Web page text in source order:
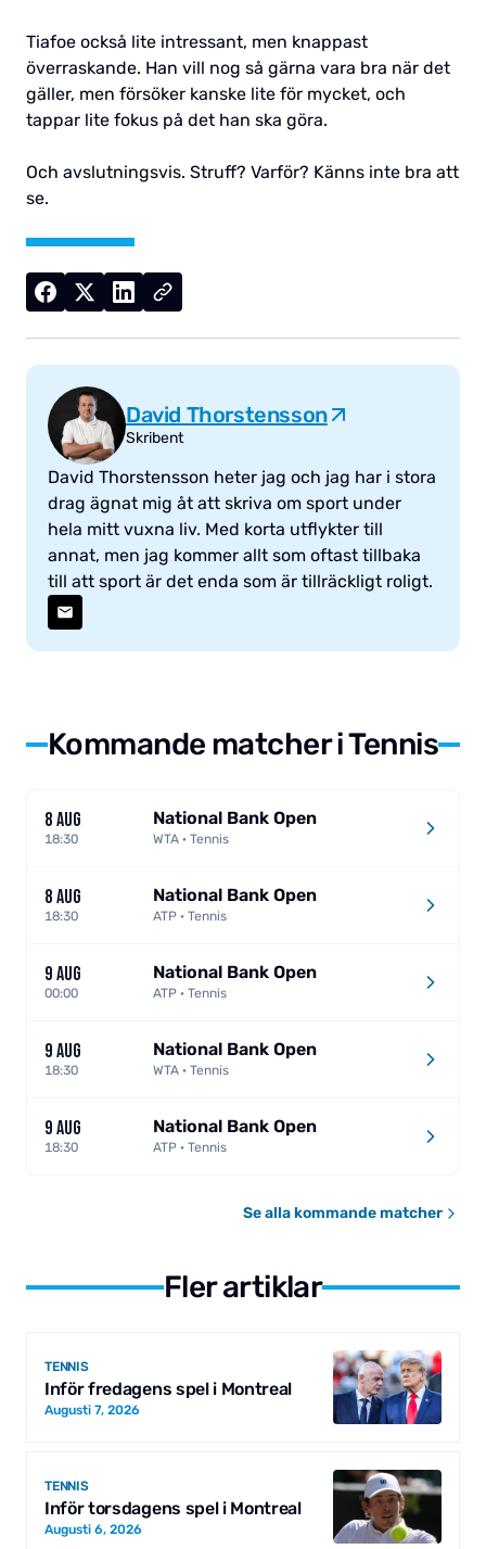
Tiafoe också lite intressant, men knappast
överraskande. Han vill nog så gärna vara bra när det
gäller, men försöker kanske lite för mycket, och
tappar lite fokus på det han ska göra.
Och avslutningsvis. Struff? Varför? Känns inte bra att
se.
David Thorstensson
Skribent
David Thorstensson heter jag och jag har i stora
drag ägnat mig åt att skriva om sport under
hela mitt vuxna liv. Med korta utflykter till
annat, men jag kommer allt som oftast tillbaka
till att sport är det enda som är tillräckligt roligt.
Kommande matcher i Tennis
8 AUG
18:30
National Bank Open
WTA · Tennis
8 AUG
18:30
National Bank Open
ATP · Tennis
9 AUG
00:00
National Bank Open
ATP · Tennis
9 AUG
18:30
National Bank Open
WTA · Tennis
9 AUG
18:30
National Bank Open
ATP · Tennis
Se alla kommande matcher
Fler artiklar
TENNIS
Inför fredagens spel i Montreal
Augusti 7, 2026
TENNIS
Inför torsdagens spel i Montreal
Augusti 6, 2026